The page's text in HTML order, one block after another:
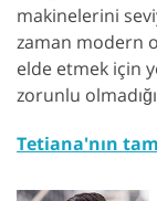
makinelerini
zaman modern
elde etmek için
zorunlu
Tetiana'nın